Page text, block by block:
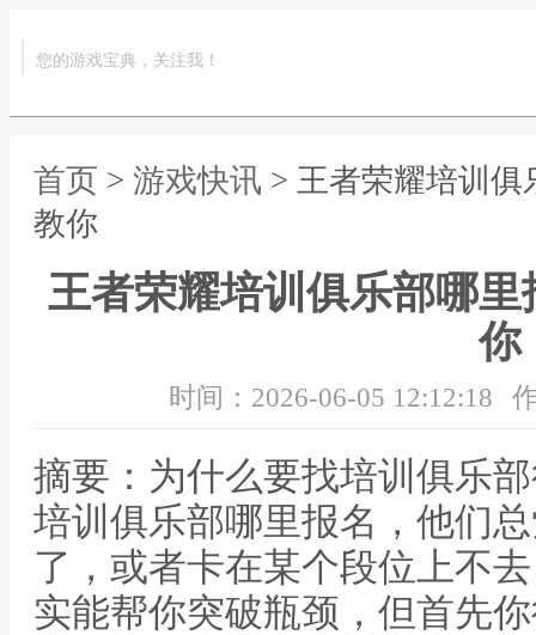
您的游戏宝典，关注我！
首页 > 游戏快讯 > 王者荣耀培训
教你
王者荣耀培训俱乐部哪
你
时间：2026-06-05 12:12:18
摘要：为什么要找培训俱乐
培训俱乐部哪里报名，他们
了，或者卡在某个段位上不
实能帮你突破瓶颈，但首先